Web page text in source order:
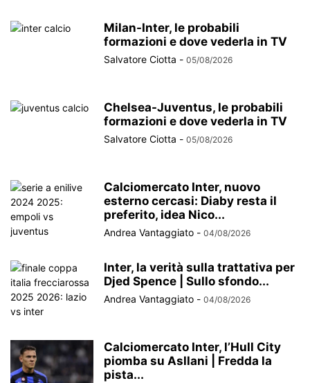
Milan-Inter, le probabili
formazioni e dove vederla in TV
Salvatore Ciotta - 05/08/2026
Chelsea-Juventus, le probabili
formazioni e dove vederla in TV
Salvatore Ciotta - 05/08/2026
Calciomercato Inter, nuovo
esterno cercasi: Diaby resta il
preferito, idea Nico...
Andrea Vantaggiato - 04/08/2026
Inter, la verità sulla trattativa per
Djed Spence | Sullo sfondo...
Andrea Vantaggiato - 04/08/2026
Calciomercato Inter, l’Hull City
piomba su Asllani | Fredda la
pista...